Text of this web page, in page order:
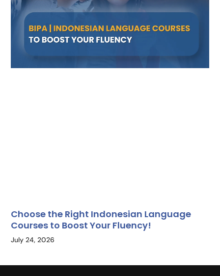
Choose the Right Indonesian Language
Courses to Boost Your Fluency!
July 24, 2026